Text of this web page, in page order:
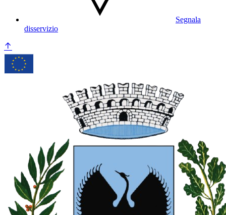
Segnala
disservizio